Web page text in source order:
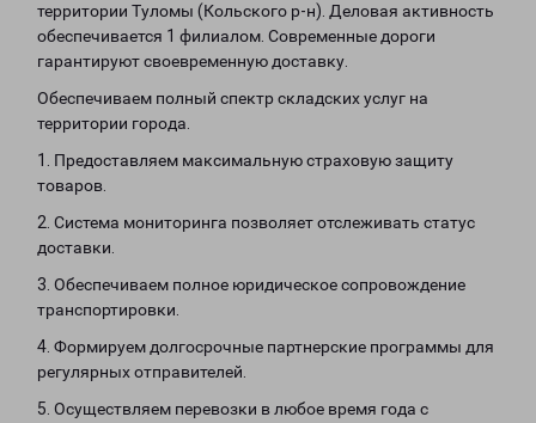
территории Туломы (Кольского р-н). Деловая активность
обеспечивается 1 филиалом. Современные дороги
гарантируют своевременную доставку.
Обеспечиваем полный спектр складских услуг на
территории города.
1. Предоставляем максимальную страховую защиту
товаров.
2. Система мониторинга позволяет отслеживать статус
доставки.
3. Обеспечиваем полное юридическое сопровождение
транспортировки.
4. Формируем долгосрочные партнерские программы для
регулярных отправителей.
5. Осуществляем перевозки в любое время года с